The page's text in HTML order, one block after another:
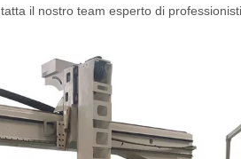
il nostro team esperto di